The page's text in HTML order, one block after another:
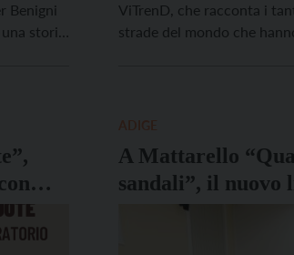
Benigni
storia
ViTrenD, che racconta i
strade del mondo che
A Mattarello
sandali”, il nuovo
Santini